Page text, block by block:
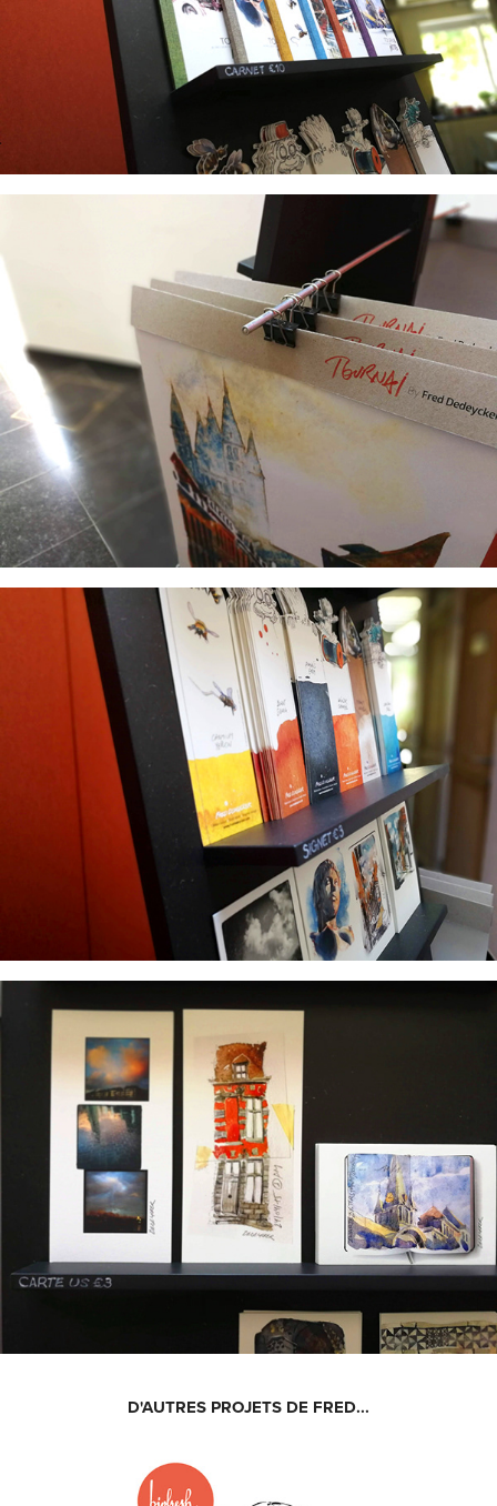
D'AUTRES PROJETS DE FRED...